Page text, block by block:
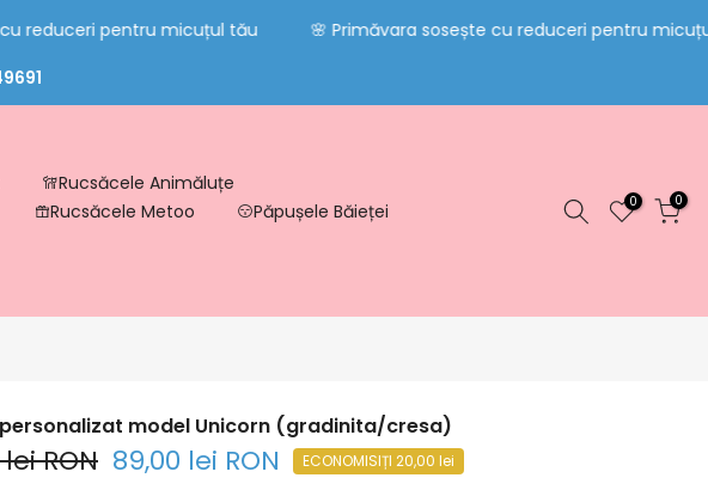
pentru micuțul tău 🌸 Primăvara sosește cu reduceri pentru micuțul
Rucsăcele Animăluțe
Rucsăcele Metoo
Păpușele Băieței
0 0
model Unicorn (gradinita/cresa)
RON 89,00 lei RON ECONOMISIȚI 20,00 lei